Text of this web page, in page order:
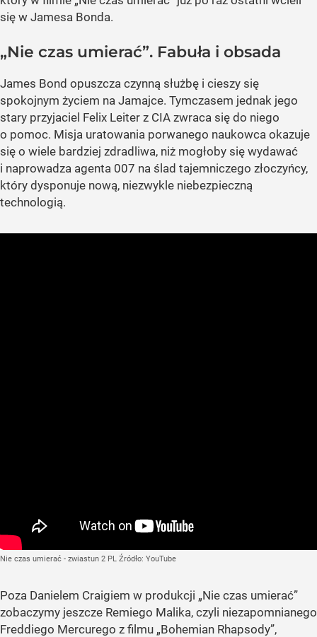
się w Jamesa Bonda.
„Nie czas umierać”. Fabuła i obsada
James Bond opuszcza czynną służbę i cieszy się
spokojnym życiem na Jamajce. Tymczasem jednak jego
stary przyjaciel Felix Leiter z CIA zwraca się do niego
o pomoc. Misja uratowania porwanego naukowca okazuje
się o wiele bardziej zdradliwa, niż mogłoby się wydawać
i naprowadza agenta 007 na ślad tajemniczego złoczyńcy,
który dysponuje nową, niezwykle niebezpieczną
technologią.
Nie czas umierać - zwiastun 2 PL Źródło: YouTube
Poza Danielem Craigiem w produkcji „Nie czas umierać”
zobaczymy jeszcze Remiego Malika, czyli niezapomnianego
Freddiego Mercurego z filmu „Bohemian Rhapsody”,